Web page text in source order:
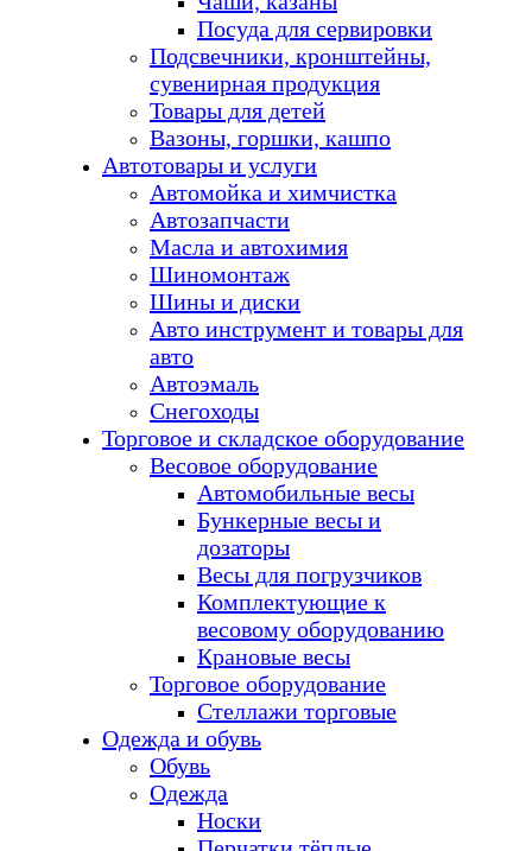
Посуда для сервировки
Подсвечники, кронштейны,
сувенирная продукция
Товары для детей
Вазоны, горшки, кашпо
Автотовары и услуги
Автомойка и химчистка
Автозапчасти
Масла и автохимия
Шиномонтаж
Шины и диски
Авто инструмент и товары для
авто
Автоэмаль
Снегоходы
Торговое и складское оборудование
Весовое оборудование
Автомобильные весы
Бункерные весы и
дозаторы
Весы для погрузчиков
Комплектующие к
весовому оборудованию
Крановые весы
Торговое оборудование
Стеллажи торговые
Одежда и обувь
Обувь
Одежда
Носки